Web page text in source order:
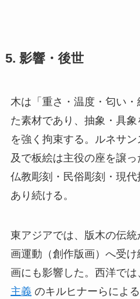
5. 影響・後世
木は「重さ・温度・匂い
た素材であり、抽象・具
を強く拘束する。ルネサン
及で板絵は主役の座を譲
仏教彫刻・民俗彫刻・現
あり続ける。
東アジアでは、版木の伝
画運動（創作版画）へ受
画にも影響した。西洋では
主義 のキルヒナーらによ